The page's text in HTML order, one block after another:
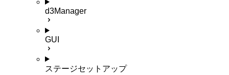
d3Manager
GUI
ステージセットアップ